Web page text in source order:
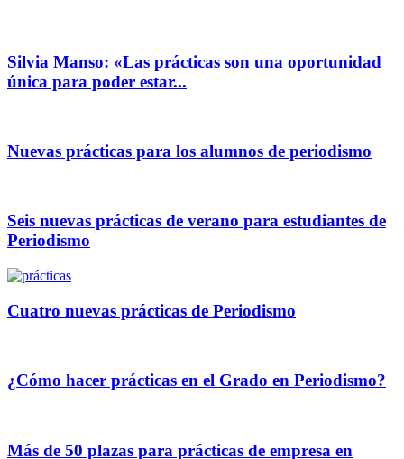
Silvia Manso: «Las prácticas son una oportunidad
única para poder estar...
Nuevas prácticas para los alumnos de periodismo
Seis nuevas prácticas de verano para estudiantes de
Periodismo
Cuatro nuevas prácticas de Periodismo
¿Cómo hacer prácticas en el Grado en Periodismo?
Más de 50 plazas para prácticas de empresa en